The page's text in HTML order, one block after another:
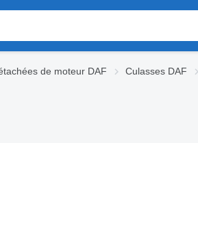
de moteur DAF Culasses DAF